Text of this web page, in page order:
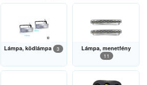
Lámpa, ködlámpa 3 Lámpa, menetfény
11